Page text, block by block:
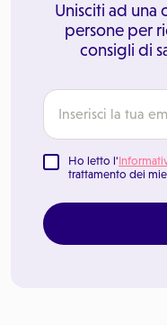
Unisciti ad una
persone per
consigli di
Ho letto l'
trattamento dei